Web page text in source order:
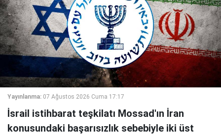
Yayınlanma: 07 Ağustos 2026 Cuma 17:17
İsrail istihbarat teşkilatı Mossad'ın İran
konusundaki başarısızlık sebebiyle iki üst